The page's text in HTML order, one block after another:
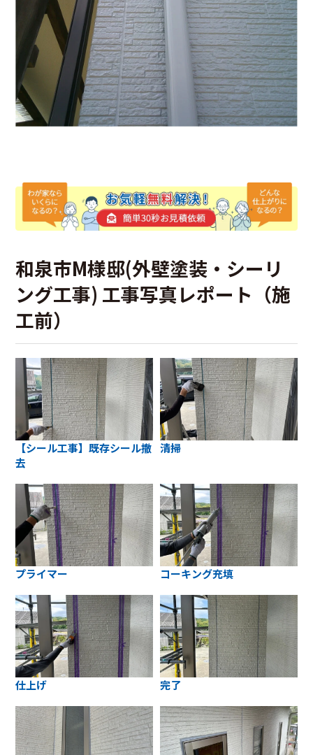
和泉市M様邸(外壁塗装・シーリ
ング工事) 工事写真レポート（施
工前）
【シール工事】既存シール撤
去
清掃
プライマー コーキング充填
仕上げ 完了